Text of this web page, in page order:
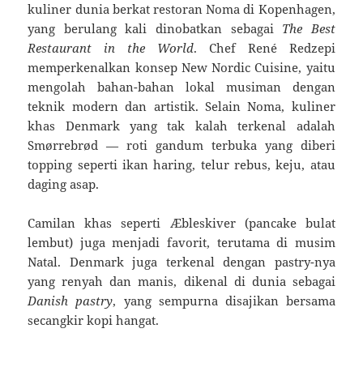
kuliner dunia berkat restoran Noma di Kopenhagen,
yang berulang kali dinobatkan sebagai The Best
Restaurant in the World. Chef René Redzepi
memperkenalkan konsep New Nordic Cuisine, yaitu
mengolah bahan-bahan lokal musiman dengan
teknik modern dan artistik. Selain Noma, kuliner
khas Denmark yang tak kalah terkenal adalah
Smørrebrød — roti gandum terbuka yang diberi
topping seperti ikan haring, telur rebus, keju, atau
daging asap.
Camilan khas seperti Æbleskiver (pancake bulat
lembut) juga menjadi favorit, terutama di musim
Natal. Denmark juga terkenal dengan pastry-nya
yang renyah dan manis, dikenal di dunia sebagai
Danish pastry, yang sempurna disajikan bersama
secangkir kopi hangat.